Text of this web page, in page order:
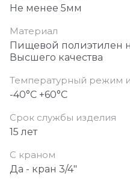
Не менее 5мм
Материал
Пищевой полиэтилен
Высшего качества
Температурный режим
-40°С +60°С
Срок службы изделия
15 лет
С краном
Да - кран 3/4"